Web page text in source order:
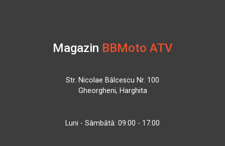
Magazin BBMoto ATV
Str. Nicolae Bălcescu Nr. 100
Gheorgheni, Harghita
Luni - Sâmbătă: 09:00 - 17:00